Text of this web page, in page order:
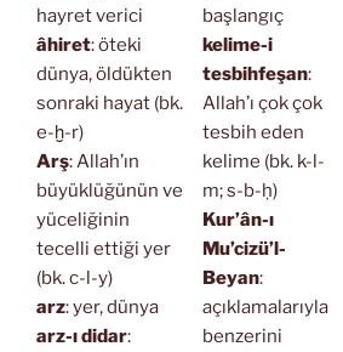
hayret verici
âhiret: öteki
dünya, öldükten
sonraki hayat (bk.
e-ḫ-r)
Arş: Allah’ın
büyüklüğünün ve
yüceliğinin
tecelli ettiği yer
(bk. c-l-y)
arz: yer, dünya
arz-ı didar:
başlangıç
kelime-i
tesbihfeşan:
Allah’ı çok çok
tesbih eden
kelime (bk. k-l-
m; s-b-ḥ)
Kur’ân-ı
Mu’cizü’l-
Beyan:
açıklamalarıyla
benzerini